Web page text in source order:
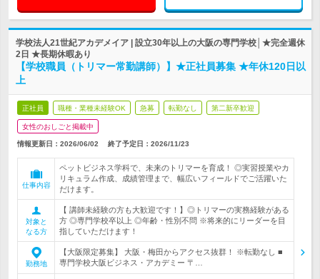
学校法人21世紀アカデメイア | 設立30年以上の大阪の専門学校│★完全週休
2日 ★長期休暇あり
【学校職員（トリマー常勤講師）】★正社員募集 ★年休120日以
上
正社員 職種・業種未経験OK 急募 転勤なし 第二新卒歓迎
女性のおしごと掲載中
情報更新日：2026/06/02 終了予定日： 2026/11/23
仕事内容
ペットビジネス学科で、未来のトリマーを育成！ ◎実習授業やカ
リキュラム作成、成績管理まで、幅広いフィールドでご活躍いた
だけます。
対象と
なる方
【 講師未経験の方も大歓迎です！】◎トリマーの実務経験がある
方 ◎専門学校卒以上 ◎年齢・性別不問 ※将来的にリーダーを目
指していただけます！
勤務地
【大阪限定募集】 大阪・梅田からアクセス抜群！ ※転勤なし ■
専門学校大阪ビジネス・アカデミー 〒…